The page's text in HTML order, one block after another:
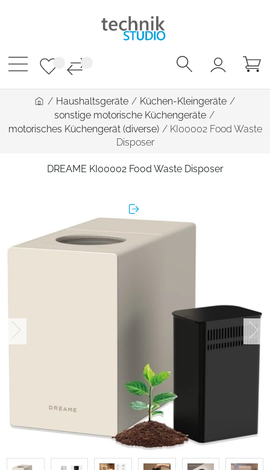
/ Haushaltsgeräte / Küchen-Kleingeräte /
sonstige motorische Küchengeräte /
motorisches Küchengerät (diverse) / KI00002 Food Waste
Disposer
DREAME KI00002 Food Waste Disposer